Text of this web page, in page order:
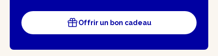
Offrir un bon cadeau